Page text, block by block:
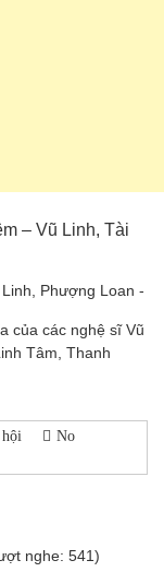
– Vũ Linh, Tài
Phượng Loan -
của các nghệ sĩ Vũ
Tâm, Thanh
No
nghe: 541)